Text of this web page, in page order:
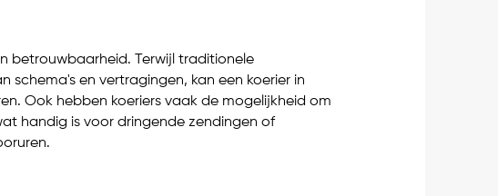
betrouwbaarheid. Terwijl traditionele
schema's en vertragingen, kan een koerier in
Ook hebben koeriers vaak de mogelijkheid om
handig is voor dringende zendingen of